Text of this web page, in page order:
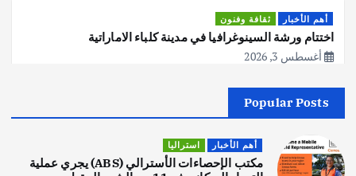
أهم الأخبار ثقافة وفنون
اختتام ورشة السينوغرافيا في مدينة كلباء الاماراتية
أغسطس 3, 2026
2
اصبح بطلاً لأستراليا بلعبة كمال الاجسام
يوليو 30, 2026
Popular Posts
أهم الأخبار استراليا
مكتب الإحصاءات الأسترالي (ABS) يجري عملية